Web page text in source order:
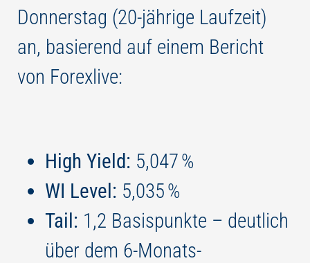
Donnerstag (20-jährige Laufzeit)
an, basierend auf einem Bericht
von Forexlive:
High Yield: 5,047 %
WI Level: 5,035 %
Tail: 1,2 Basispunkte – deutlich
über dem 6-Monats-